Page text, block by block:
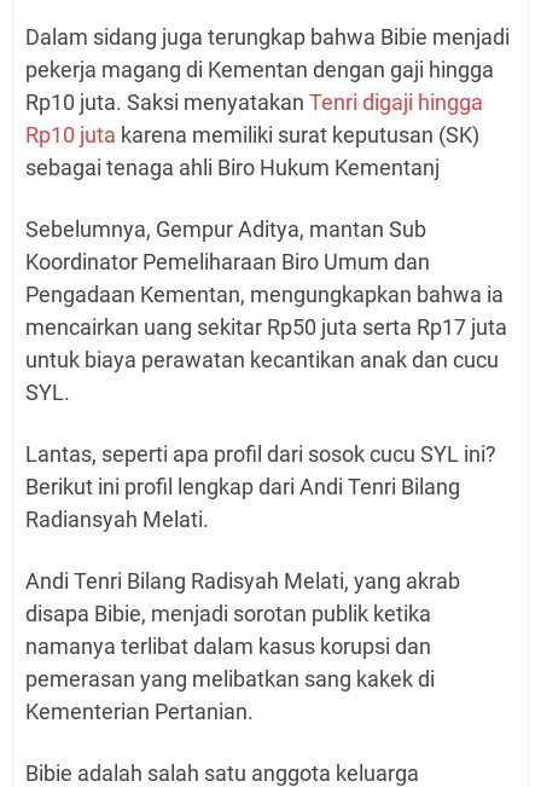
Dalam sidang juga terungkap bahwa Bibie menjadi
pekerja magang di Kementan dengan gaji hingga
Rp10 juta. Saksi menyatakan Tenri digaji hingga
Rp10 juta karena memiliki surat keputusan (SK)
sebagai tenaga ahli Biro Hukum Kementanj
Sebelumnya, Gempur Aditya, mantan Sub
Koordinator Pemeliharaan Biro Umum dan
Pengadaan Kementan, mengungkapkan bahwa ia
mencairkan uang sekitar Rp50 juta serta Rp17 juta
untuk biaya perawatan kecantikan anak dan cucu
SYL.
Lantas, seperti apa profil dari sosok cucu SYL ini?
Berikut ini profil lengkap dari Andi Tenri Bilang
Radiansyah Melati.
Andi Tenri Bilang Radisyah Melati, yang akrab
disapa Bibie, menjadi sorotan publik ketika
namanya terlibat dalam kasus korupsi dan
pemerasan yang melibatkan sang kakek di
Kementerian Pertanian.
Bibie adalah salah satu anggota keluarga